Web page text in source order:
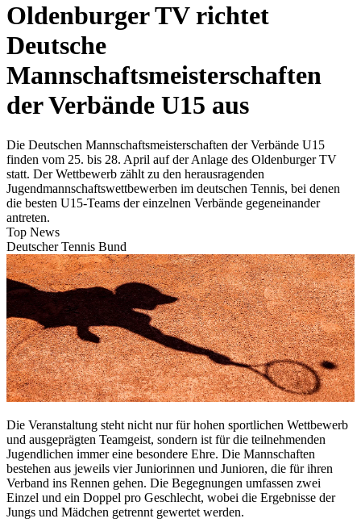
Oldenburger TV richtet
Deutsche
Mannschaftsmeisterschaften
der Verbände U15 aus
Die Deutschen Mannschaftsmeisterschaften der Verbände U15
finden vom 25. bis 28. April auf der Anlage des Oldenburger TV
statt. Der Wettbewerb zählt zu den herausragenden
Jugendmannschaftswettbewerben im deutschen Tennis, bei denen
die besten U15-Teams der einzelnen Verbände gegeneinander
antreten.
Top News
Deutscher Tennis Bund
Die Veranstaltung steht nicht nur für hohen sportlichen Wettbewerb
und ausgeprägten Teamgeist, sondern ist für die teilnehmenden
Jugendlichen immer eine besondere Ehre. Die Mannschaften
bestehen aus jeweils vier Juniorinnen und Junioren, die für ihren
Verband ins Rennen gehen. Die Begegnungen umfassen zwei
Einzel und ein Doppel pro Geschlecht, wobei die Ergebnisse der
Jungs und Mädchen getrennt gewertet werden.